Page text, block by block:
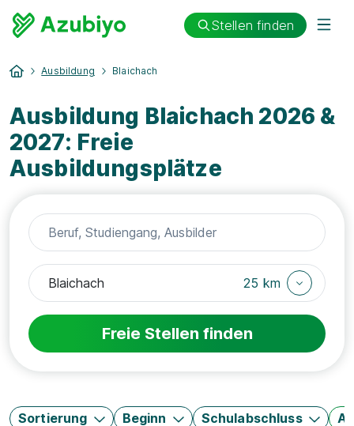
Stellen finden
Ausbildung Blaichach
Ausbildung Blaichach 2026 &
2027: Freie
Ausbildungsplätze
25 km
Freie Stellen finden
Sortierung Beginn Schulabschluss